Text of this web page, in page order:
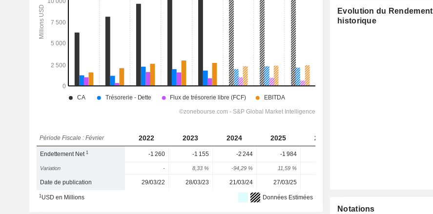
Période Fiscale : Février 2022 2023 2024 2025 2026
Endettement Net1 -1 260 -1 155 -2 244 -1 984
Variation - 8,33 % -94,29 % 11,59 %
Date de publication 29/03/22 28/03/23 21/03/24 27/03/25
1USD en Millions Données Estimées
Evolution du Rendement
historique
Notations